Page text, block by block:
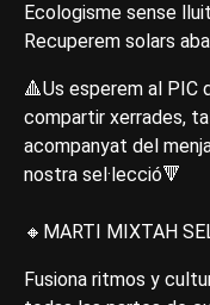
Ecologisme sense
Recuperem solars
🔺Us esperem al PIC
compartir xerrades,
acompanyat del
nostra sel·lecció🔻
🔸MARTI MIXTAH
Fusiona ritmos y